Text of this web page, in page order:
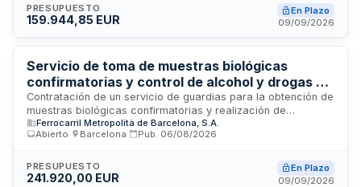
hidroterápia y equinoterápia, excursiones de mano o día
completo, y desplazamientos a colonias. Los vehículos
con movilidad reducida conforme a normativa vigente. El
contrato se estructura en tres lotes diferenciados según el
centro educativo.
PRESUPUESTO
159.944,85 EUR
En Plazo
09/09/2026
Servicio de toma de muestras biológicas
confirmatorias y control de alcohol y drogas en
trabajadores de Metro de Barcelona
Contratación de un servicio de guardias para la obtención de
muestras biológicas confirmatorias y realización de
controles de alcohol y drogas en trabajadores con síntomas
de consumo durante la jornada laboral. El servicio se
lesiones y daños relacionados con incidentes en tiempo de
trabajo del personal de Ferrocarrils Metropolitans de
Ferrocarril Metropolità de Barcelona, S.A.
Abierto
Barcelona Pub. 06/08/2026
PRESUPUESTO
241.920,00 EUR
En Plazo
09/09/2026